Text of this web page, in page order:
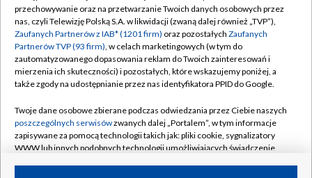
Abonament TVP
Emisja w TVP
Centrum informacji TVP
Naziemna Telewizja Cyfrowa
Rada Programowa
System NOS
Informacje o nadawcy
Regulamin TVP
Polityka prywatności
Moje zgody
Pomoc
Kontakt
Kanały
przechowywanie oraz na przetwarzanie Twoich danych osobowych przez
nas, czyli Telewizję Polską S.A. w likwidacji (zwaną dalej również „TVP”),
Zaufanych Partnerów z IAB* (1201 firm) oraz pozostałych Zaufanych
Partnerów TVP (93 firm), w celach marketingowych (w tym do
zautomatyzowanego dopasowania reklam do Twoich zainteresowań i
mierzenia ich skuteczności) i pozostałych, które wskazujemy poniżej, a
także zgody na udostępnianie przez nas identyfikatora PPID do Google.
Twoje dane osobowe zbierane podczas odwiedzania przez Ciebie naszych
poszczególnych serwisówzwanych dalej „Portalem”, w tym informacje
zapisywane za pomocą technologii takich jak: pliki cookie, sygnalizatory
WWW lub innych podobnych technologii umożliwiających świadczenie